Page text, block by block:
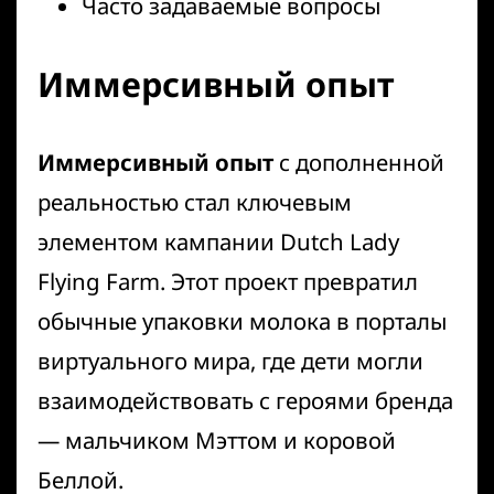
Иммерсивный опыт
Иммерсивный опытс дополненной
реальностью стал ключевым
элементом кампании Dutch Lady
Flying Farm. Этот проект превратил
обычные упаковки молока в порталы
виртуального мира, где дети могли
взаимодействовать с героями бренда
— мальчиком Мэттом и коровой
Беллой.